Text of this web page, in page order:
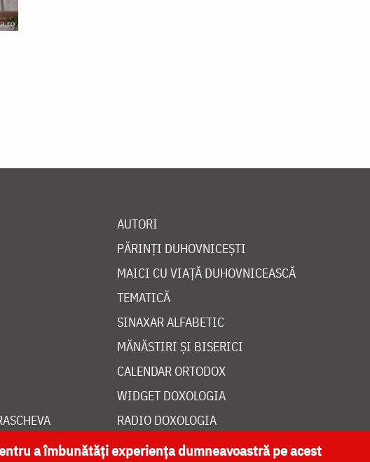
AUTORI
PĂRINȚI DUHOVNICEȘTI
MAICI CU VIAȚĂ DUHOVNICEASCĂ
TEMATICĂ
SINAXAR ALFABETIC
MĂNĂSTIRI ȘI BISERICI
CALENDAR ORTODOX
WIDGET DOXOLOGIA
RADIO DOXOLOGIA
a îmbunătăți experiența dumneavoastră pe acest